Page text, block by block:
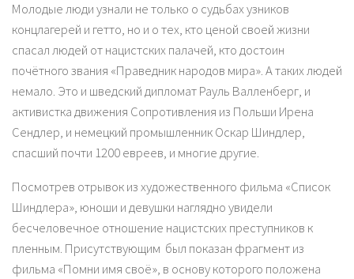
Молодые люди узнали не только о судьбах узников
концлагерей и гетто, но и о тех, кто ценой своей жизни
спасал людей от нацистских палачей, кто достоин
почётного звания «Праведник народов мира». А таких людей
немало. Это и шведский дипломат Рауль Валленберг, и
активистка движения Сопротивления из Польши Ирена
Сендлер, и немецкий промышленник Оскар Шиндлер,
спасший почти 1200 евреев, и многие другие.
Посмотрев отрывок из художественного фильма «Список
Шиндлера», юноши и девушки наглядно увидели
бесчеловечное отношение нацистских преступников к
пленным. Присутствующим был показан фрагмент из
фильма «Помни имя своё», в основу которого положена